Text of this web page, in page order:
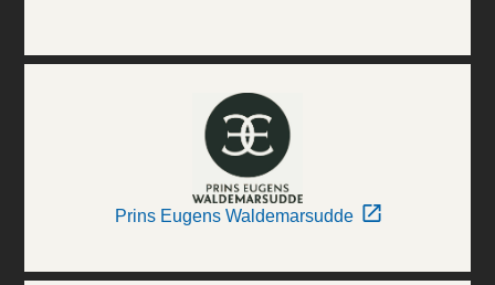
Prins Eugens Waldemarsudde